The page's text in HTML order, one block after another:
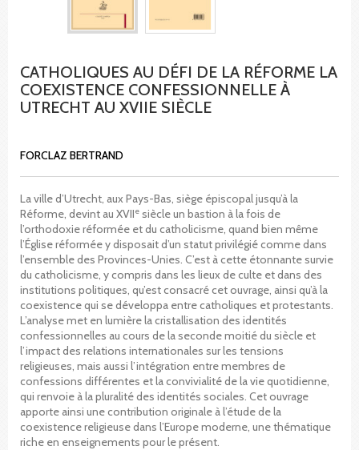
CATHOLIQUES AU DÉFI DE LA RÉFORME LA
COEXISTENCE CONFESSIONNELLE À
UTRECHT AU XVIIE SIÈCLE
FORCLAZ BERTRAND
La ville d’Utrecht, aux Pays-Bas, siège épiscopal jusqu’à la
Réforme, devint au XVIIe siècle un bastion à la fois de
l’orthodoxie réformée et du catholicisme, quand bien même
l’Église réformée y disposait d’un statut privilégié comme dans
l’ensemble des Provinces-Unies. C’est à cette étonnante survie
du catholicisme, y compris dans les lieux de culte et dans des
institutions politiques, qu’est consacré cet ouvrage, ainsi qu’à la
coexistence qui se développa entre catholiques et protestants.
L’analyse met en lumière la cristallisation des identités
confessionnelles au cours de la seconde moitié du siècle et
l’impact des relations internationales sur les tensions
religieuses, mais aussi l’intégration entre membres de
confessions différentes et la convivialité de la vie quotidienne,
qui renvoie à la pluralité des identités sociales. Cet ouvrage
apporte ainsi une contribution originale à l’étude de la
coexistence religieuse dans l’Europe moderne, une thématique
riche en enseignements pour le présent.